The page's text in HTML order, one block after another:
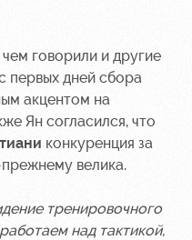
говорили и другие
первых дней сбора
акцентом на
Ян согласился, что
конкуренция за
велика.
тренировочного
над тактикой,